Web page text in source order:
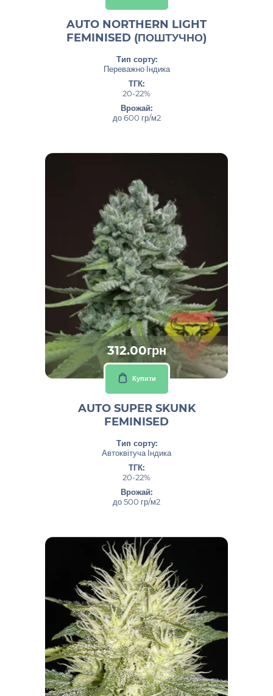
AUTO NORTHERN LIGHT
FEMINISED (ПОШТУЧНО)
Тип сорту:
Переважно Індика
ТГК:
20-22%
Врожай:
до 600 гр/м2
312.00грн
Купити
AUTO SUPER SKUNK
FEMINISED
Тип сорту:
Автоквітуча Індика
ТГК:
20-22%
Врожай:
до 500 гр/м2